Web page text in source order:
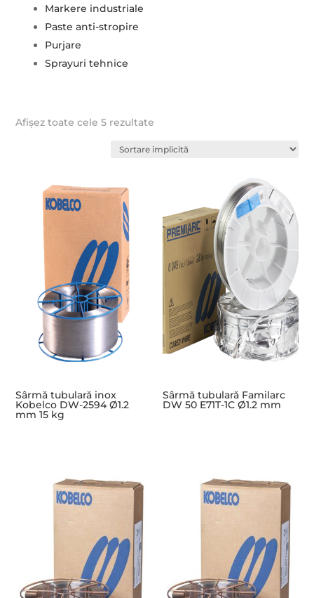
Markere industriale
Paste anti-stropire
Purjare
Sprayuri tehnice
Afișez toate cele 5 rezultate
Sârmă tubulară inox
Kobelco DW-2594 Ø1.2
mm 15 kg
Sârmă tubulară Familarc
DW 50 E71T-1C Ø1.2 mm